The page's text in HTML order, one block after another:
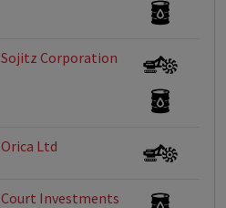
Sojitz Corporation
Orica Ltd
Court Investments